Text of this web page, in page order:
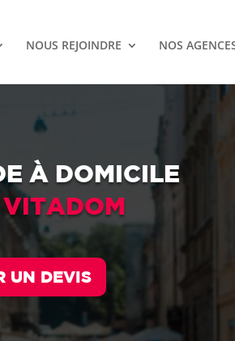
NOUS REJOINDRE NOS
À DOMICILE
VITADOM
UN DEVIS